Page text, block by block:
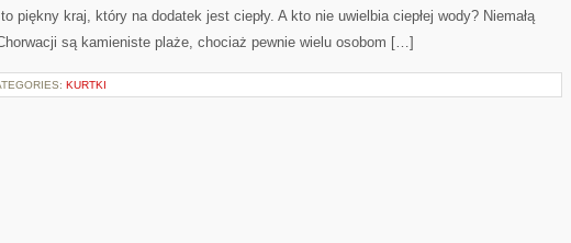
piękny kraj, który na dodatek jest ciepły. A kto nie uwielbia ciepłej wody? Niemałą
są kamieniste plaże, chociaż pewnie wielu osobom […]
KURTKI